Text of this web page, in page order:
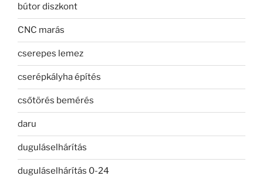
bútor diszkont
CNC marás
cserepes lemez
cserépkályha építés
csőtörés bemérés
daru
duguláselhárítás
duguláselhárítás 0-24